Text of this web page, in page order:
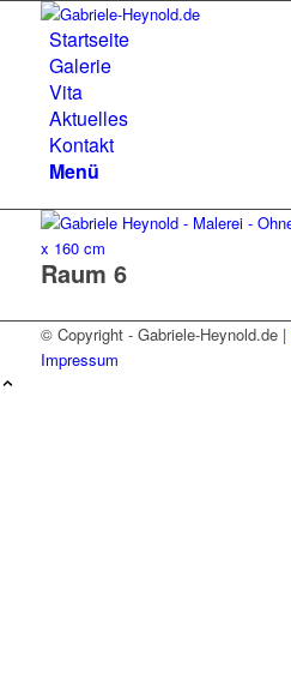
Startseite
Galerie
Vita
Aktuelles
Kontakt
Menü
Raum 6
© Copyright - Gabriele-Heynold.de |
Impressum